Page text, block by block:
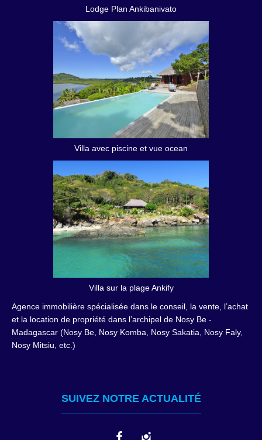
Lodge Plan Ankibanivato
Villa avec piscine et vue ocean
Villa sur la plage Ankify
Agence immobilière spécialisée dans le conseil, la vente, l’achat
et la location de propriété dans l’archipel de Nosy Be -
Madagascar (Nosy Be, Nosy Komba, Nosy Sakatia, Nosy Faly,
Nosy Mitsiu, etc.)
SUIVEZ NOTRE ACTUALITÉ